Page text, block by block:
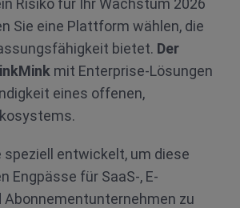
Risiko für Ihr Wachstum 2026
Sie eine Plattform wählen, die
bietet. Der
mit Enterprise-Lösungen
eines offenen,
entwickelt, um diese
Engpässe für SaaS-, E-
Abonnementunternehmen zu